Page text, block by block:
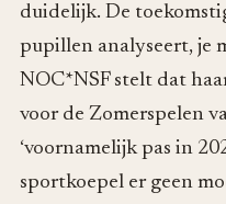
duidelijk. De
pupillen analyseert, je
NOC*NSF stelt dat
voor de Zomerspelen
‘voornamelijk pas in
sportkoepel er geen